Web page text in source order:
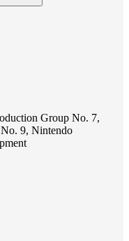
Group No. 7,
9, Nintendo